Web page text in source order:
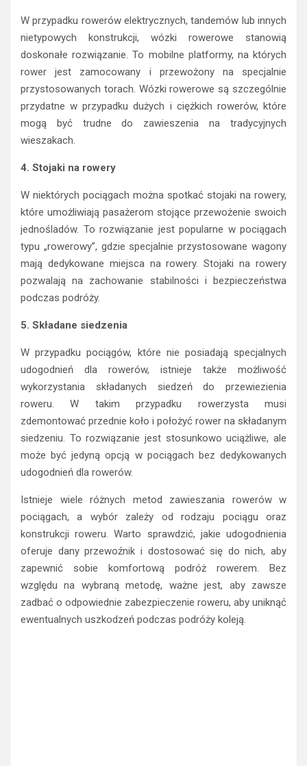
W przypadku rowerów elektrycznych, tandemów lub innych
nietypowych konstrukcji, wózki rowerowe stanowią
doskonałe rozwiązanie. To mobilne platformy, na których
rower jest zamocowany i przewożony na specjalnie
przystosowanych torach. Wózki rowerowe są szczególnie
przydatne w przypadku dużych i ciężkich rowerów, które
mogą być trudne do zawieszenia na tradycyjnych
wieszakach.
4. Stojaki na rowery
W niektórych pociągach można spotkać stojaki na rowery,
które umożliwiają pasażerom stojące przewożenie swoich
jednośladów. To rozwiązanie jest popularne w pociągach
typu „rowerowy”, gdzie specjalnie przystosowane wagony
mają dedykowane miejsca na rowery. Stojaki na rowery
pozwalają na zachowanie stabilności i bezpieczeństwa
podczas podróży.
5. Składane siedzenia
W przypadku pociągów, które nie posiadają specjalnych
udogodnień dla rowerów, istnieje także możliwość
wykorzystania składanych siedzeń do przewiezienia
roweru. W takim przypadku rowerzysta musi
zdemontować przednie koło i położyć rower na składanym
siedzeniu. To rozwiązanie jest stosunkowo uciążliwe, ale
może być jedyną opcją w pociągach bez dedykowanych
udogodnień dla rowerów.
Istnieje wiele różnych metod zawieszania rowerów w
pociągach, a wybór zależy od rodzaju pociągu oraz
konstrukcji roweru. Warto sprawdzić, jakie udogodnienia
oferuje dany przewoźnik i dostosować się do nich, aby
zapewnić sobie komfortową podróż rowerem. Bez
względu na wybraną metodę, ważne jest, aby zawsze
zadbać o odpowiednie zabezpieczenie roweru, aby uniknąć
ewentualnych uszkodzeń podczas podróży koleją.